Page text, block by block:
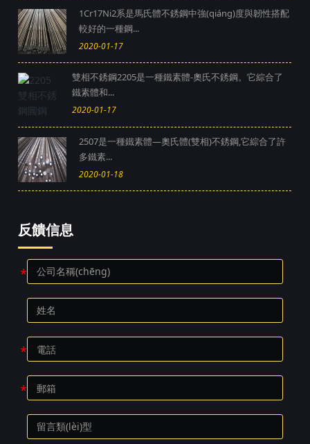
1Cr17Ni2系是馬氏體不銹鋼中強(qiáng)度與韌性搭配
較好的一種鋼...
2020-01-17
雙相不銹鋼2205是一種鐵素體-奧氏不銹鋼。它綜合了
鐵素體和...
2020-01-17
2507是一種鐵素體—奧氏體(雙相)不銹鋼,它綜合了許
多鐵素...
2020-01-18
反饋信息